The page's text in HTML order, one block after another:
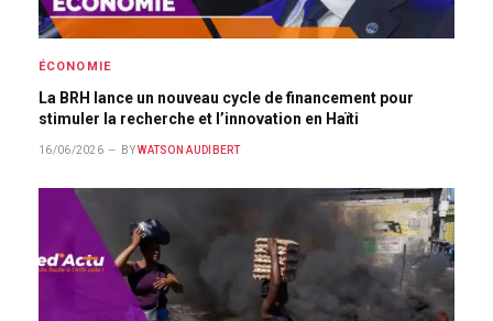
ÉCONOMIE
La BRH lance un nouveau cycle de financement pour
stimuler la recherche et l’innovation en Haïti
16/06/2026 BY WATSON AUDIBERT